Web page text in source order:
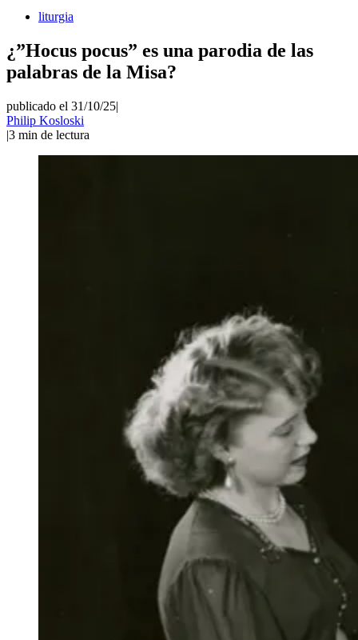
liturgia
¿”Hocus pocus” es una parodia de las
palabras de la Misa?
publicado el 31/10/25|
Philip Kosloski
|3 min de lectura